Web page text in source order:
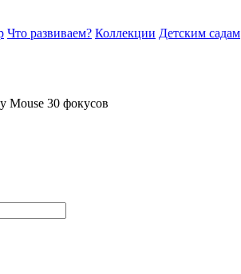
Что развиваем? Коллекции Детским садам
Mouse 30 фокусов